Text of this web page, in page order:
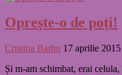
Oprește-o de poți!
Cristina Barbu 17 aprilie 2015
Și m-am schimbat, erai